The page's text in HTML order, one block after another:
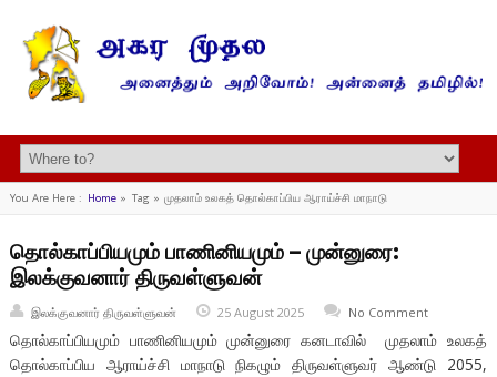
You Are Here : Home» Tag » முதலாம் உலகத் தொல்காப்பிய ஆராய்ச்சி மாநாடு
தொல்காப்பியமும் பாணினியமும் – முன்னுரை:
இலக்குவனார் திருவள்ளுவன்
இலக்குவனார் திருவள்ளுவன் 25 August 2025 No Comment
தொல்காப்பியமும் பாணினியமும் முன்னுரை கனடாவில் முதலாம் உலகத்
தொல்காப்பிய ஆராய்ச்சி மாநாடு நிகழும் திருவள்ளுவர் ஆண்டு 2055,